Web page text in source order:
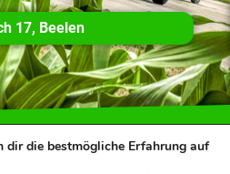
17, Beelen
Ostmünsterland eG
dir die bestmögliche Erfahrung auf